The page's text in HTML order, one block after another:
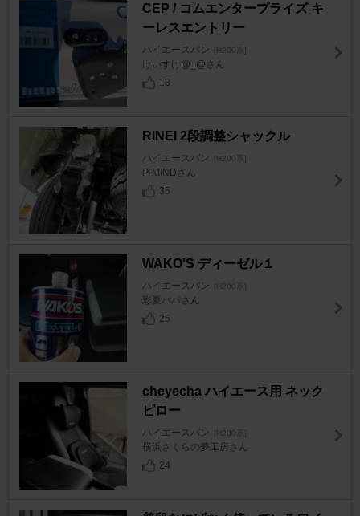
CEP / コムエンタープライズ キ
ーレスエントリー
ハイエースバン [H200系]
けいすけ@_@さん
13
RINEI 2段調整シャックル
ハイエースバン [H200系]
P-MINDさん
35
WAKO'S ディーゼル１
ハイエースバン [H200系]
彩夏パパさん
25
cheyecha ハイエース用 ネック
ピロー
ハイエースバン [H200系]
横浜さくらの夢工房さん
24